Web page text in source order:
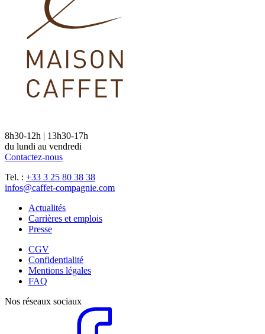
8h30-12h | 13h30-17h
du lundi au vendredi
Contactez-nous
Tel. : +33 3 25 80 38 38
infos@caffet-compagnie.com
Actualités
Carrières et emplois
Presse
CGV
Confidentialité
Mentions légales
FAQ
Nos réseaux sociaux